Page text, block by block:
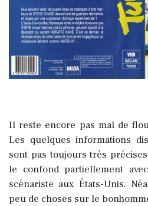
Il reste encore pas mal de
Les quelques informations
sont pas toujours très
le confond partiellement
scénariste aux États-Unis.
peu de choses sur le